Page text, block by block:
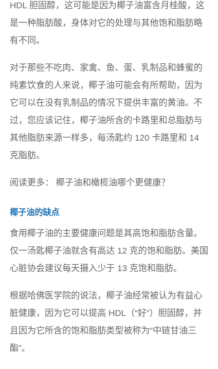
HDL 胆固醇，这可能是因为椰子油富含月桂酸，这
是一种脂肪酸，身体对它的处理与其他饱和脂肪略
有不同。
对于那些不吃肉、家禽、鱼、蛋、乳制品和蜂蜜的
纯素饮食的人来说，椰子油可能会有所帮助，因为
它可以在没有乳制品的情况下提供丰富的黄油。不
过，您应该记住，椰子油所含的卡路里和总脂肪与
其他脂肪来源一样多，每汤匙约 120 卡路里和 14
克脂肪。
阅读更多： 椰子油和橄榄油哪个更健康？
椰子油的缺点
食用椰子油的主要健康问题是其高饱和脂肪含量。
仅一汤匙椰子油就含有高达 12 克的饱和脂肪。美国
心脏协会建议每天摄入少于 13 克饱和脂肪。
根据哈佛医学院的说法，椰子油经常被认为有益心
脏健康，因为它可以提高 HDL（“好”）胆固醇，并
且因为它所含的饱和脂肪类型被称为“中链甘油三
酯”。